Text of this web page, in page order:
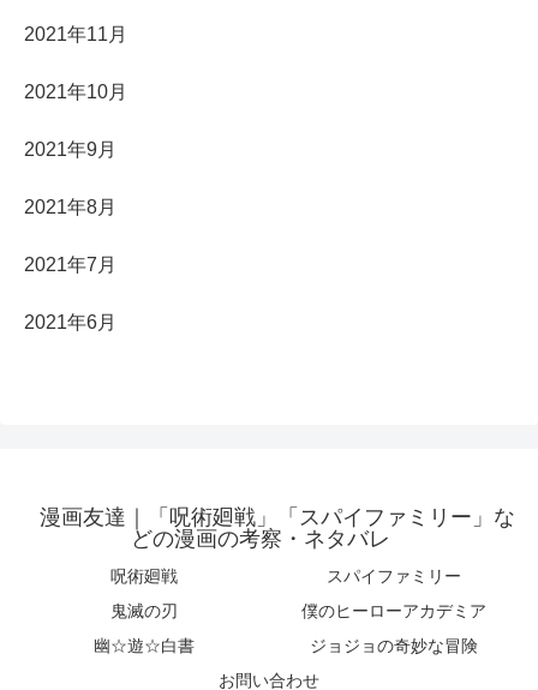
2021年11月
2021年10月
2021年9月
2021年8月
2021年7月
2021年6月
漫画友達｜「呪術廻戦」「スパイファミリー」な
どの漫画の考察・ネタバレ
呪術廻戦
スパイファミリー
鬼滅の刃
僕のヒーローアカデミア
幽☆遊☆白書
ジョジョの奇妙な冒険
お問い合わせ